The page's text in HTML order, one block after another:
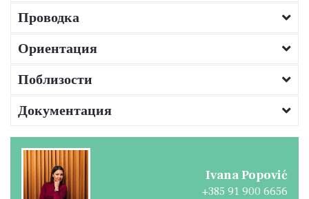
Проводка
Ориентация
Поблизости
Документация
Ivana Popović
+385 91 900 6656